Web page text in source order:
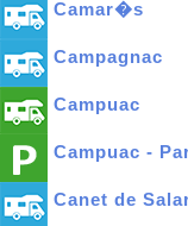
Camar�s
Campagnac
Campuac
Campuac -
Canet de